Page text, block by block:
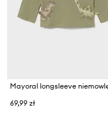
69,99 zł